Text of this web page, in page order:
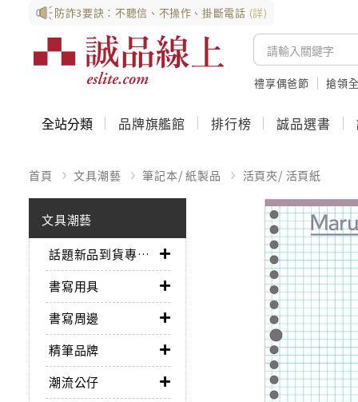
防詐3要訣：不聽信、不操作、掛斷電話 (詳)
禮享偶爸節 搶領
全站分類 品牌旗艦館 排行榜 誠品選書
首頁 文具潮藝 筆記本/ 紙製品 活頁夾/ 活頁紙
文具潮藝
話題新品到貨專區➤
書寫用具
書寫周邊
精筆品牌
潮流公仔